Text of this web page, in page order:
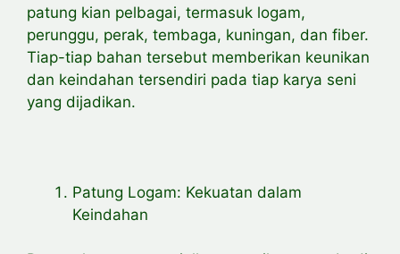
patung kian pelbagai, termasuk logam,
perunggu, perak, tembaga, kuningan, dan fiber.
Tiap-tiap bahan tersebut memberikan keunikan
dan keindahan tersendiri pada tiap karya seni
yang dijadikan.
Patung Logam: Kekuatan dalam
Keindahan